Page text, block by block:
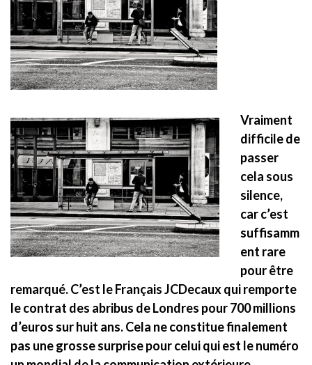
Vraiment
difficile de
passer
cela sous
silence,
car c’est
suffisamm
ent rare
pour être
remarqué. C’est le Français JCDecaux qui remporte
le contrat des abribus de Londres pour 700 millions
d’euros sur huit ans. Cela ne constitue finalement
pas une grosse surprise pour celui qui est le numéro